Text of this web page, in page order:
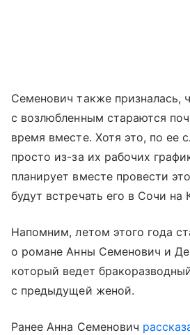
Семенович также призналась,
с возлюбленным стараются
время вместе. Хотя это, по ее
просто из-за их рабочих
планирует вместе провести
будут встречать его в Сочи на
Напомним, летом этого года
о романе Анны Семенович и
который ведет
с предыдущей женой.
Ранее Анна Семенович